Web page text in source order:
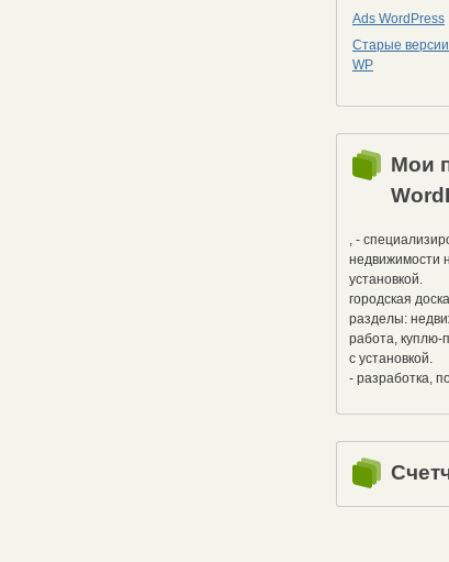
Ads WordPress
Старые
WP
Мои
, -
недвижимости
установкой.
городская
разделы:
работа, куплю-
с установкой.
- разработка,